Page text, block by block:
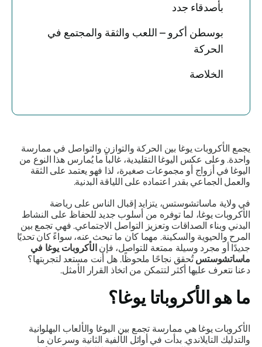
بأصدقاء جدد
بوسطن أكرو – اللعب والثقة والمجتمع في
الحركة
الخلاصة
يجمع الأكروبات يوغا بين الحركة والتوازن والتواصل في ممارسة
واحدة. وعلى عكس اليوغا التقليدية، غالباً ما يُمارس هذا النوع من
اليوغا في أزواج أو مجموعات صغيرة، لذا فهو يعتمد على الثقة
والعمل الجماعي بقدر اعتماده على اللياقة البدنية.
في ولاية ماساتشوستس، يتزايد إقبال الناس على رياضة
الأكروبات يوغا، لما توفره من أسلوب جديد للحفاظ على النشاط
البدني وبناء الصداقات وتعزيز التواصل الاجتماعي. فهي تجمع بين
المرح والحيوية والسكينة. مهما كان ما تبحث عنه، سواءً كان تحديًا
جديدًا أو مجرد وسيلة ممتعة للتواصل، فإنالأكروبات يوغا في
ماساتشوستس تُحقق نجاحًا ملحوظًا. هل أنت مستعد لتجربتها؟
دعنا نتعرف عليها أكثر لتتمكن من اتخاذ القرار الأمثل.
ما هو الأكروباتا يوغا؟
الأكروبات يوغا هي ممارسة تجمع بين اليوغا والألعاب البهلوانية
والتدليك التايلاندي. بدأت في أوائل الألفية الثانية وسرعان ما